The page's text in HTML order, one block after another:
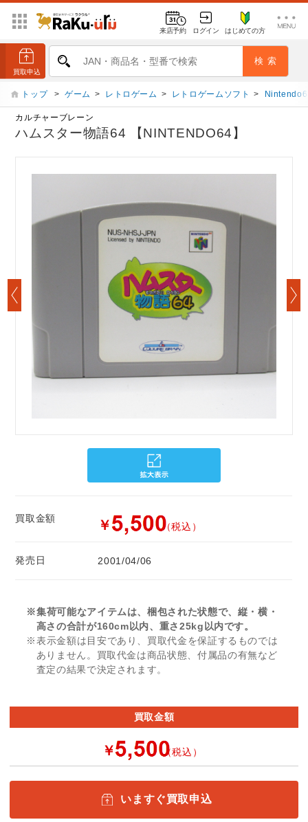
来店予約 ログイン はじめての方
トップ > ゲーム > レトロゲーム > レトロゲームソフト >
カルチャーブレーン
ハムスター物語64 【NINTENDO64】
買取金額 ￥ （税込）
発売日 2001/04/06
※集荷可能なアイテムは、梱包された状態で、縦・横・
高さの合計が160cm以内、重さ25kg以内です。
※表示金額は目安であり、買取代金を保証するものでは
ありません。買取代金は商品状態、付属品の有無など
査定の結果で決定されます。
買取金額
￥ （税込）
いますぐ買取申込